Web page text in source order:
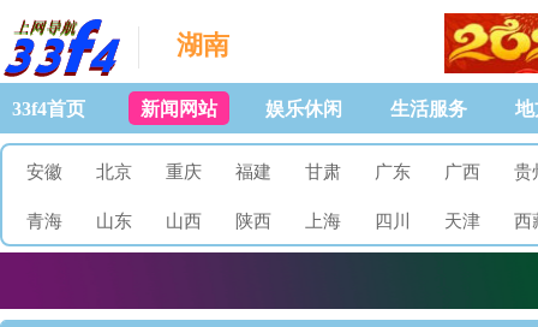
湖南
33f4首页 新闻网站 娱乐休闲 生活服务 地
安徽 北京 重庆 福建 甘肃 广东 广西 贵
青海 山东 山西 陕西 上海 四川 天津 西